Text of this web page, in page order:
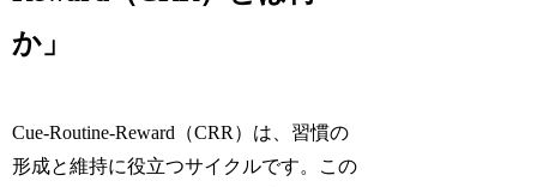
か」
Cue-Routine-Reward（CRR）は、習慣の
形成と維持に役立つサイクルです。この